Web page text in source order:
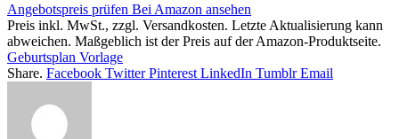
Angebotspreis prüfen Bei Amazon ansehen
Preis inkl. MwSt., zzgl. Versandkosten. Letzte Aktualisierung kann
abweichen. Maßgeblich ist der Preis auf der Amazon-Produktseite.
Geburtsplan Vorlage
Share. Facebook Twitter Pinterest LinkedIn Tumblr Email